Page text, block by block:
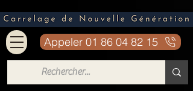
Appeler 01 86 04 82 15